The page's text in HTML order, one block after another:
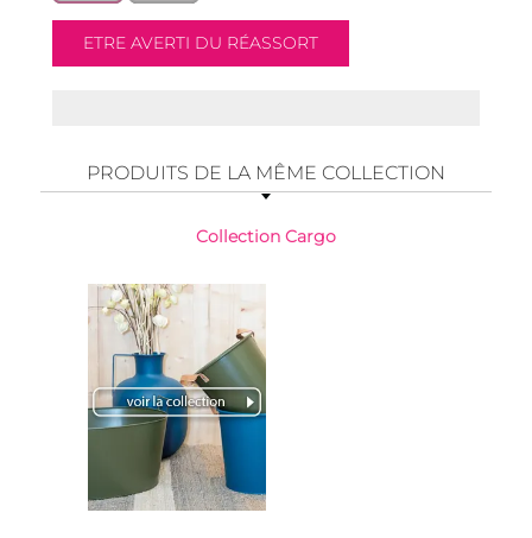
PRODUITS DE LA MÊME COLLECTION
Collection Cargo